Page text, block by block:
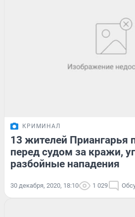
КРИМИНАЛ
13 жителей Приангарья
перед судом за кражи,
разбойные нападения
30 декабря, 2020, 18:10 1 029